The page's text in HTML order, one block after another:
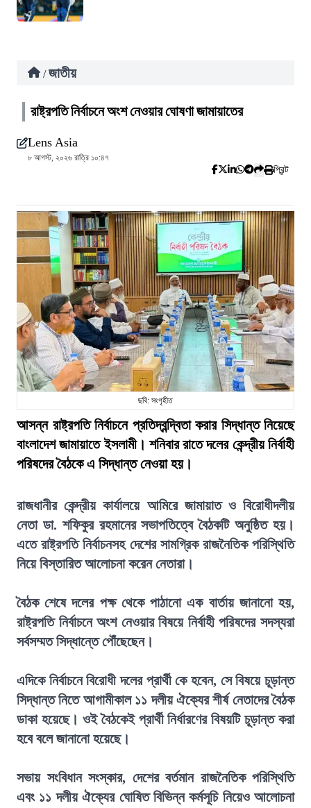
/ জাতীয়
রাষ্ট্রপতি নির্বাচনে অংশ নেওয়ার ঘোষণা জামায়াতের
Lens Asia
৮ আগস্ট, ২০২৬ রাত্রি ১০:৪৭
প্রিন্ট
ছবি: সংগৃহীত
আসন্ন রাষ্ট্রপতি নির্বাচনে প্রতিদ্বন্দ্বিতা করার সিদ্ধান্ত নিয়েছে
বাংলাদেশ জামায়াতে ইসলামী। শনিবার রাতে দলের কেন্দ্রীয় নির্বাহী
পরিষদের বৈঠকে এ সিদ্ধান্ত নেওয়া হয়।
রাজধানীর কেন্দ্রীয় কার্যালয়ে আমিরে জামায়াত ও বিরোধীদলীয়
নেতা ডা. শফিকুর রহমানের সভাপতিত্বে বৈঠকটি অনুষ্ঠিত হয়।
এতে রাষ্ট্রপতি নির্বাচনসহ দেশের সামগ্রিক রাজনৈতিক পরিস্থিতি
নিয়ে বিস্তারিত আলোচনা করেন নেতারা।
বৈঠক শেষে দলের পক্ষ থেকে পাঠানো এক বার্তায় জানানো হয়,
রাষ্ট্রপতি নির্বাচনে অংশ নেওয়ার বিষয়ে নির্বাহী পরিষদের সদস্যরা
সর্বসম্মত সিদ্ধান্তে পৌঁছেছেন।
এদিকে নির্বাচনে বিরোধী দলের প্রার্থী কে হবেন, সে বিষয়ে চূড়ান্ত
সিদ্ধান্ত নিতে আগামীকাল ১১ দলীয় ঐক্যের শীর্ষ নেতাদের বৈঠক
ডাকা হয়েছে। ওই বৈঠকেই প্রার্থী নির্ধারণের বিষয়টি চূড়ান্ত করা
হবে বলে জানানো হয়েছে।
সভায় সংবিধান সংস্কার, দেশের বর্তমান রাজনৈতিক পরিস্থিতি
এবং ১১ দলীয় ঐক্যের ঘোষিত বিভিন্ন কর্মসূচি নিয়েও আলোচনা